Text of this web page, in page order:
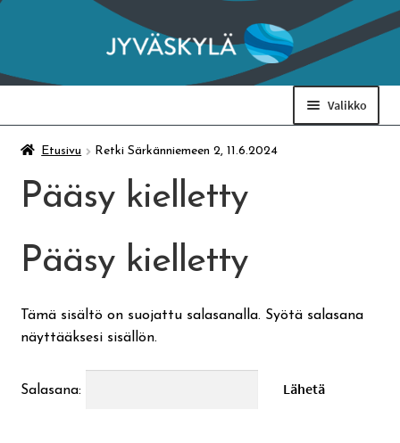
Siirry
navigointiin
Siirry
sisältöön
Valikko
Taidemuseo & Ratamo
Suomen käsityön museo
Skeittihalli
Varhaiskasvatus
Ateria- ja välipalamaksut
Etusivu Retki Särkänniemeen 2, 11.6.2024
Pääsy kielletty
Pääsy kielletty
Tämä sisältö on suojattu salasanalla. Syötä salasana
näyttääksesi sisällön.
Salasana: